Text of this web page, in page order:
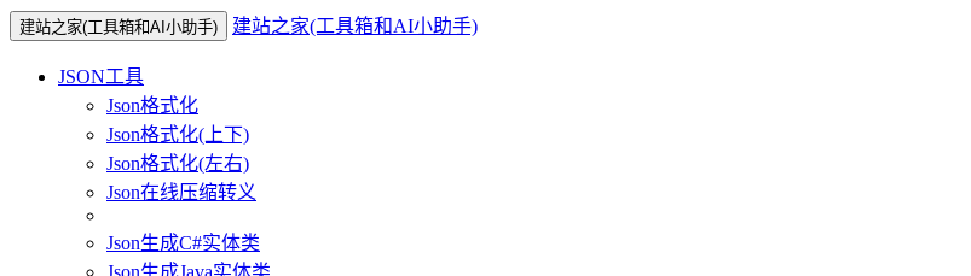
建站之家(工具箱和AI小助手) 建站之家(工具箱和AI小助手)
JSON工具
Json格式化
Json格式化(上下)
Json格式化(左右)
Json在线压缩转义
Json生成C#实体类
Json生成Java实体类